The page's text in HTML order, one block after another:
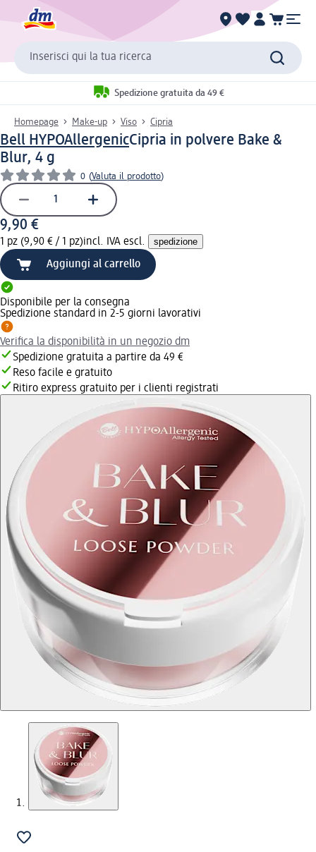
Inserisci qui la tua ricerca
Spedizione gratuita da 49 €
Homepage Make-up Viso Cipria
Bell HYPOAllergenicCipria in polvere Bake &
Blur, 4 g
0 (Valuta il prodotto)
9,90 €
1 pz (9,90 € / 1 pz)incl. IVA escl. spedizione
Aggiungi al carrello
Disponibile per la consegna
Spedizione standard in 2-5 giorni lavorativi
Verifica la disponibilità in un negozio dm
Spedizione gratuita a partire da 49 €
Reso facile e gratuito
Ritiro express gratuito per i clienti registrati